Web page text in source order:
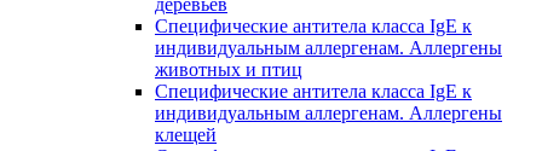
деревьев
Специфические антитела класса IgE к
индивидуальным аллергенам. Аллергены
животных и птиц
Специфические антитела класса IgE к
индивидуальным аллергенам. Аллергены
клещей